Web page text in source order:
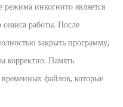
инкогнито является
работы. После
закрыть программу,
корректно. Память
файлов, которые